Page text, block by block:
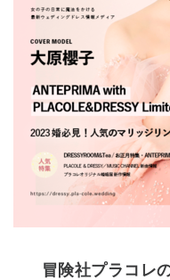
冒険社プラコレ